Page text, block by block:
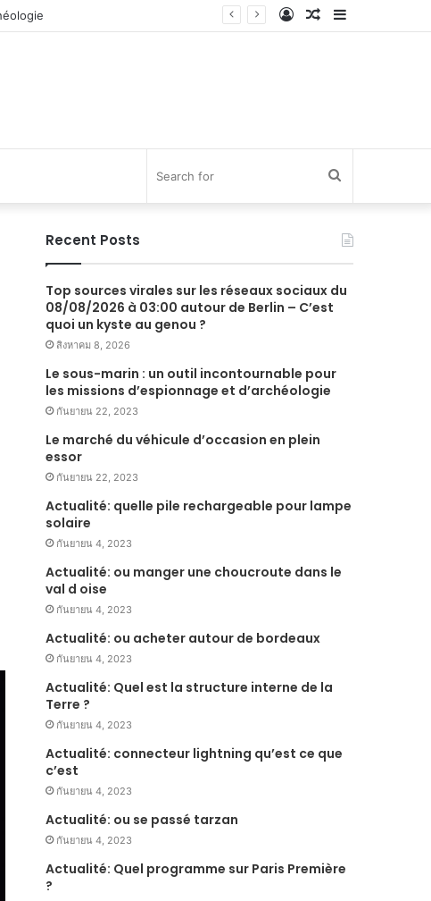
Sidebar
Random
Log
Recent Posts
Top sources virales sur les réseaux sociaux du
08/08/2026 à 03:00 autour de Berlin – C’est
quoi un kyste au genou ?
สิงหาคม 8, 2026
Le sous-marin : un outil incontournable pour
les missions d’espionnage et d’archéologie
กันยายน 22, 2023
Le marché du véhicule d’occasion en plein
essor
กันยายน 22, 2023
Actualité: quelle pile rechargeable pour lampe
solaire
กันยายน 4, 2023
Actualité: ou manger une choucroute dans le
val d oise
กันยายน 4, 2023
Actualité: ou acheter autour de bordeaux
กันยายน 4, 2023
Actualité: Quel est la structure interne de la
Terre ?
กันยายน 4, 2023
Actualité: connecteur lightning qu’est ce que
c’est
กันยายน 4, 2023
Actualité: ou se passé tarzan
กันยายน 4, 2023
Actualité: Quel programme sur Paris Première
?